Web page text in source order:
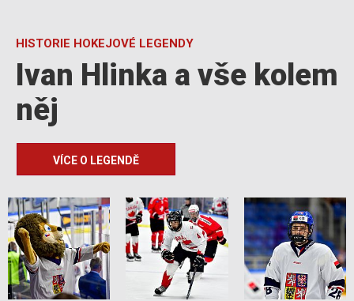
HISTORIE HOKEJOVÉ LEGENDY
Ivan Hlinka a vše kolem
něj
VÍCE O LEGENDĚ